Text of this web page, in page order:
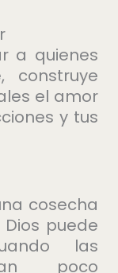
a quienes
construye
el amor
y tus
cosecha
puede
las
poco